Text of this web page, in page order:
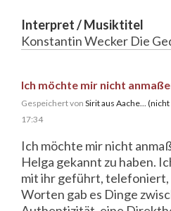
Interpret / Musiktitel
Konstantin Wecker Die
Ich möchte mir nicht
Gespeichert von Sirit aus Aache...
17:34
Ich möchte mir nicht
Helga gekannt zu haben.
mit ihr geführt, telefoniert,
Worten gab es Dinge